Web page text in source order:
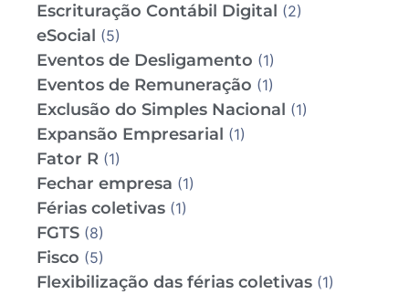
Escrituração Contábil Digital (2)
eSocial (5)
Eventos de Desligamento (1)
Eventos de Remuneração (1)
Exclusão do Simples Nacional (1)
Expansão Empresarial (1)
Fator R (1)
Fechar empresa (1)
Férias coletivas (1)
FGTS (8)
Fisco (5)
Flexibilização das férias coletivas (1)